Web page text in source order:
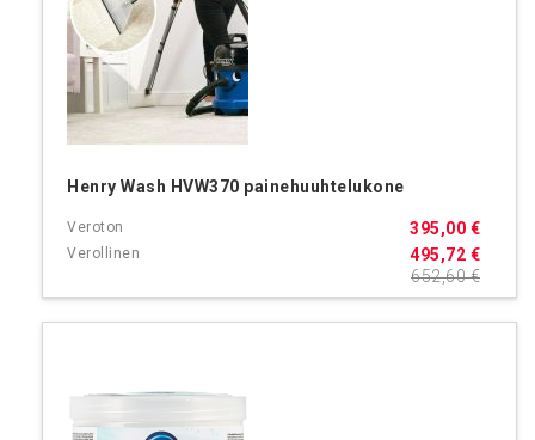
Henry Wash HVW370 painehuuhtelukone
495,72 €
395,00 €
652,60 €